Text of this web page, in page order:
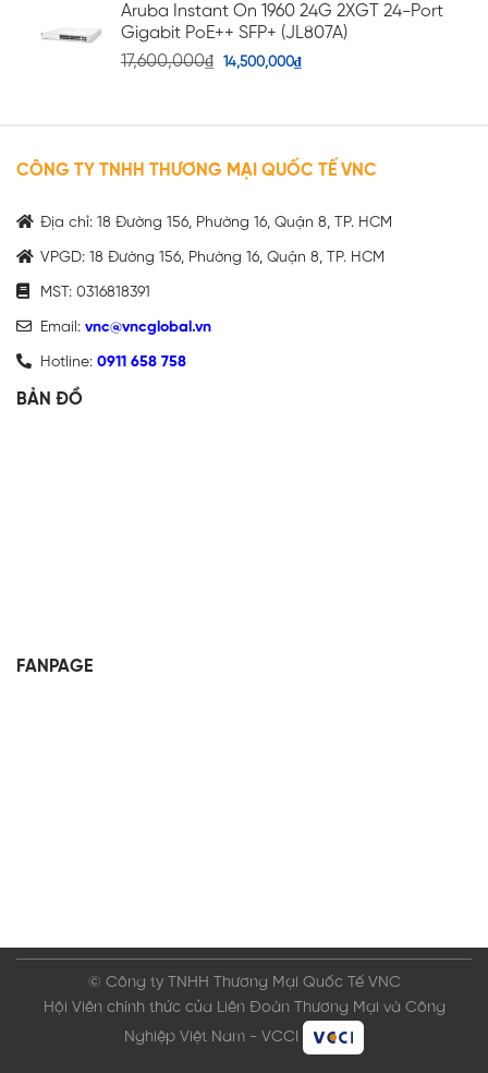
Aruba Instant On 1960 24G 2XGT 24-Port
Gigabit PoE++ SFP+ (JL807A)
17,600,000₫ 14,500,000₫
CÔNG TY TNHH THƯƠNG MẠI QUỐC TẾ VNC
Địa chỉ: 18 Đường 156, Phường 16, Quận 8, TP. HCM
VPGD: 18 Đường 156, Phường 16, Quận 8, TP. HCM
MST: 0316818391
Email: vnc@vncglobal.vn
Hotline: 0911 658 758
BẢN ĐỒ
FANPAGE
© Công ty TNHH Thương Mại Quốc Tế VNC
Hội Viên chính thức của Liên Đoàn Thương Mại và Công
Nghiệp Việt Nam - VCCI